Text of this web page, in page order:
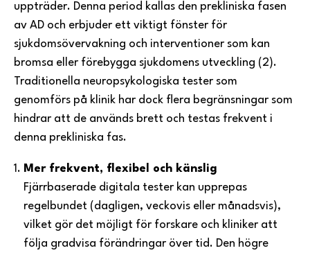
uppträder. Denna period kallas den prekliniska fasen
av AD och erbjuder ett viktigt fönster för
sjukdomsövervakning och interventioner som kan
bromsa eller förebygga sjukdomens utveckling (2).
Traditionella neuropsykologiska tester som
genomförs på klinik har dock flera begränsningar som
hindrar att de används brett och testas frekvent i
denna prekliniska fas.
Mer frekvent, flexibel och känslig
Fjärrbaserade digitala tester kan upprepas
regelbundet (dagligen, veckovis eller månadsvis),
vilket gör det möjligt för forskare och kliniker att
följa gradvisa förändringar över tid. Den högre